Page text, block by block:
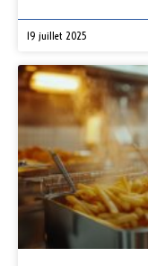
19 juillet 2025